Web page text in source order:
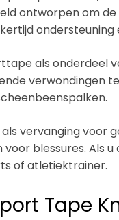
ontworpen om
als onderdeel
verwondingen
vervanging voor
blessures. Als
of atletiektrainer.
Tape